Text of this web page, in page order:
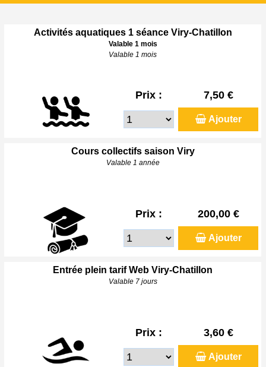
Activités aquatiques 1 séance Viry-Chatillon
Valable 1 mois
Valable 1 mois
Prix : 7,50 €
Ajouter
Cours collectifs saison Viry
Valable 1 année
Prix : 200,00 €
Ajouter
Entrée plein tarif Web Viry-Chatillon
Valable 7 jours
Prix : 3,60 €
Ajouter